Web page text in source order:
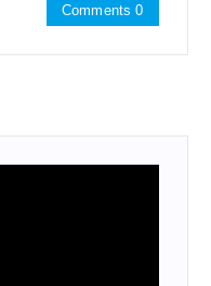
Comments 0